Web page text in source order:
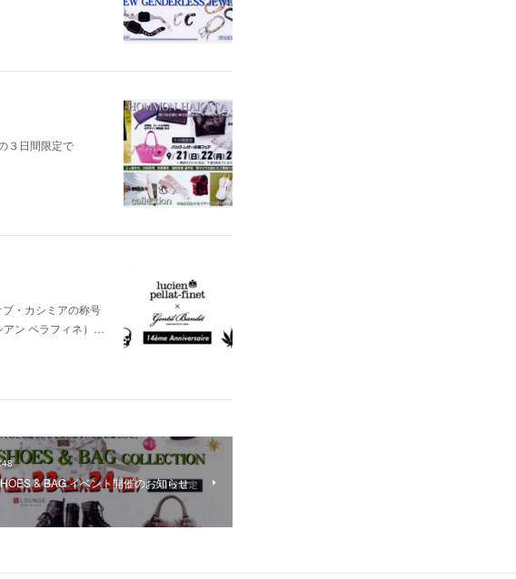
３日間限定で
・カシミアの称号
アン ペラフィネ）…
& BAG イベント開催のお知らせ